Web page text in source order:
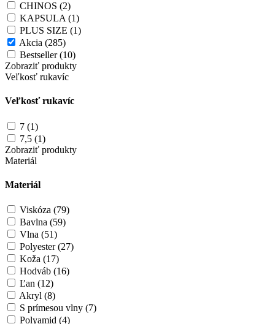
CHINOS (2)
KAPSULA (1)
PLUS SIZE (1)
Akcia (285)
Bestseller (10)
Zobraziť produkty
Veľkosť rukavíc
Veľkosť rukavíc
7 (1)
7,5 (1)
Zobraziť produkty
Materiál
Materiál
Viskóza (79)
Bavlna (59)
Vlna (51)
Polyester (27)
Koža (17)
Hodváb (16)
Ľan (12)
Akryl (8)
S prímesou vlny (7)
Polyamid (4)